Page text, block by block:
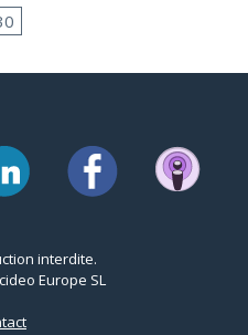
interdite.
Europe SL